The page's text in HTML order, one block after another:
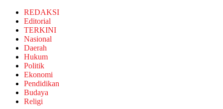
REDAKSI
Editorial
TERKINI
Nasional
Daerah
Hukum
Politik
Ekonomi
Pendidikan
Budaya
Religi